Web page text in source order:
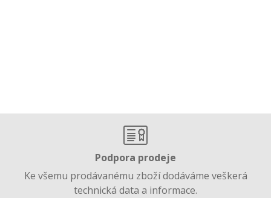
Podpora prodeje
Ke všemu prodávanému zboží dodáváme veškerá
technická data a informace.